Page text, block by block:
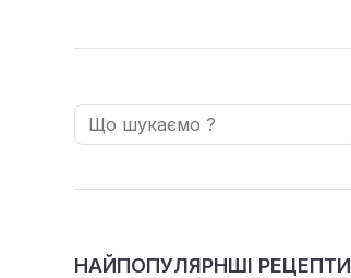
Search
НАЙПОПУЛЯРНШІ РЕЦЕПТИ